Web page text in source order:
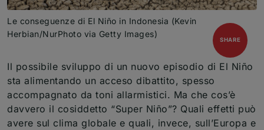
Le conseguenze di El Niño in Indonesia (Kevin
Herbian/NurPhoto via Getty Images)
open
SHARE
Il possibile sviluppo di un nuovo episodio di El Niño
sta alimentando un acceso dibattito, spesso
accompagnato da toni allarmistici. Ma che cos’è
davvero il cosiddetto “Super Niño”? Quali effetti può
avere sul clima globale e quali, invece, sull’Europa e